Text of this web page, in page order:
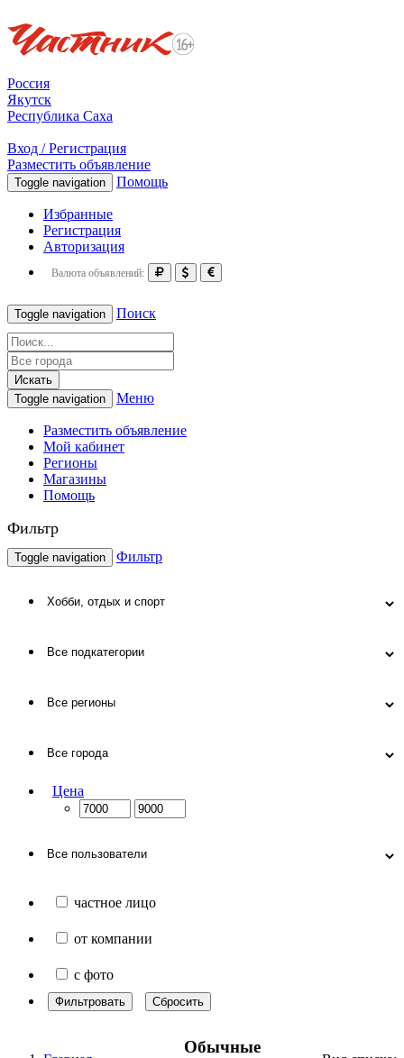
Россия
Якутск
Республика Саха
Вход / Регистрация
Разместить объявление
Toggle navigation Помощь
Избранные
Регистрация
Авторизация
Валюта объявлений:
Toggle navigation Поиск
Искать
Toggle navigation
Меню
Разместить объявление
Мой кабинет
Регионы
Магазины
Помощь
Фильтр
Toggle navigation Фильтр
Цена
частное лицо
от компании
с фото
Фильтровать Сбросить
Обычные